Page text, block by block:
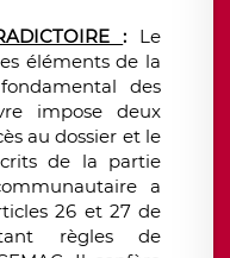
: Le
éléments de la
des
impose deux
au dossier et le
de la partie
a
26 et 27 de
règles de